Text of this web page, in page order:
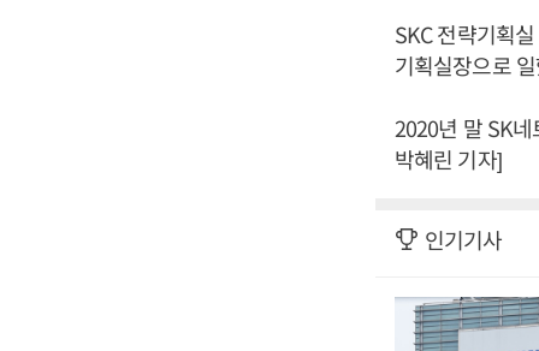
SKC 전략기획
기획실장으로
2020년 말 SK
박혜린 기자]
인기기사